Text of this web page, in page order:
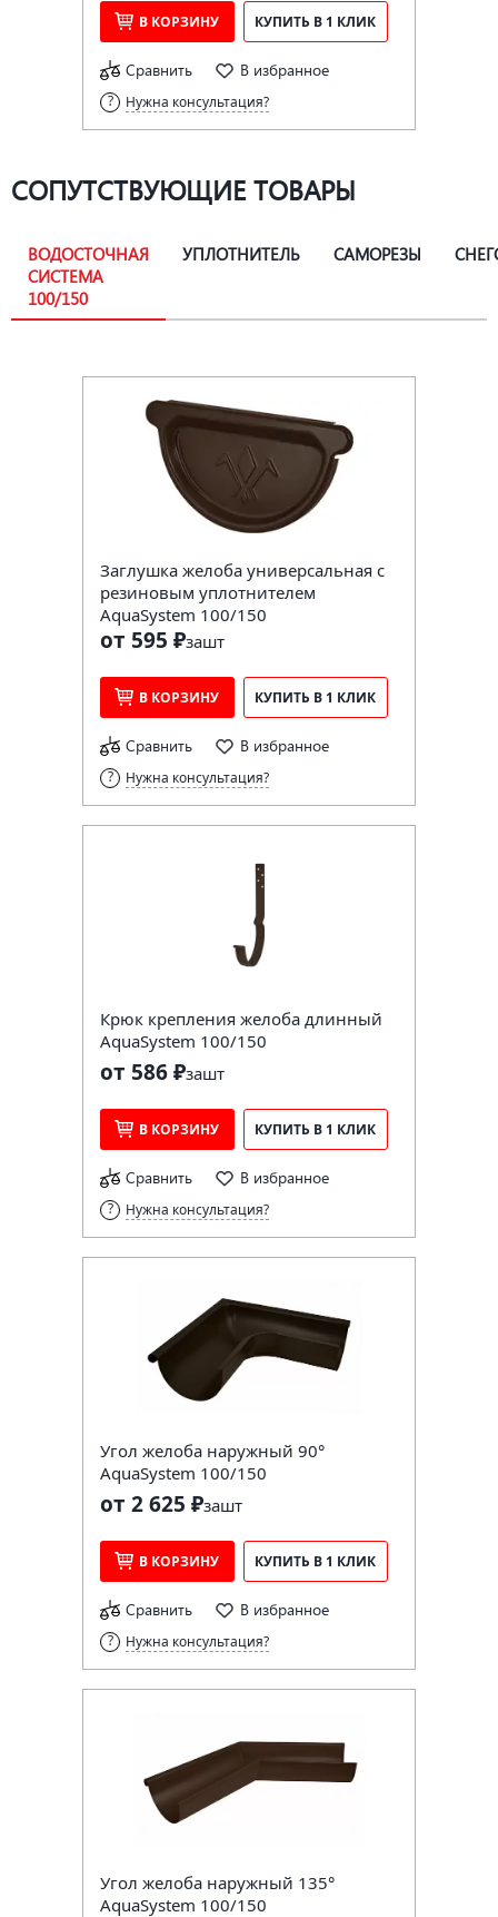
В КОРЗИНУ КУПИТЬ В 1 КЛИК
Сравнить В избранное
Нужна консультация?
СОПУТСТВУЮЩИЕ ТОВАРЫ
ВОДОСТОЧНАЯ
СИСТЕМА
100/150
УПЛОТНИТЕЛЬ САМОРЕЗЫ
Заглушка желоба универсальная с
резиновым уплотнителем
AquaSystem 100/150
от 595 ₽зашт
В КОРЗИНУ КУПИТЬ В 1 КЛИК
Сравнить В избранное
Нужна консультация?
Крюк крепления желоба длинный
AquaSystem 100/150
от 586 ₽зашт
В КОРЗИНУ КУПИТЬ В 1 КЛИК
Сравнить В избранное
Нужна консультация?
Угол желоба наружный 90°
AquaSystem 100/150
от 2 625 ₽зашт
В КОРЗИНУ КУПИТЬ В 1 КЛИК
Сравнить В избранное
Нужна консультация?
Угол желоба наружный 135°
AquaSystem 100/150